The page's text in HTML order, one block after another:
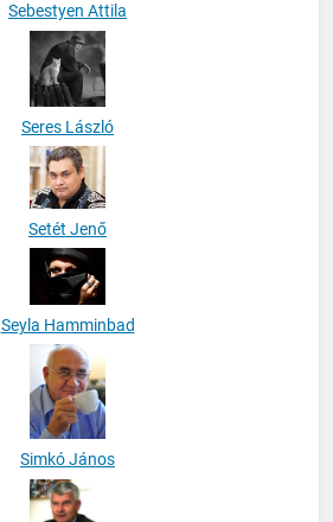
Sebestyen Attila
Seres László
Setét Jenő
Seyla Hamminbad
Simkó János